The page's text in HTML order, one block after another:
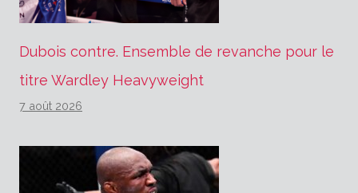
Dubois contre. Ensemble de revanche pour le
titre Wardley Heavyweight
7 août 2026